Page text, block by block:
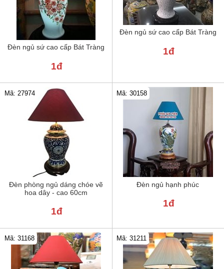
Đèn ngủ sứ cao cấp Bát Tràng
1đ
Đèn ngủ sứ cao cấp Bát Tràng
1đ
Đèn phòng ngủ dáng chóe vẽ
hoa dây - cao 60cm
Mã: 27974
1đ
Đèn ngủ hạnh phúc
Mã: 30158
1đ
Mã: 31168 Mã: 31211